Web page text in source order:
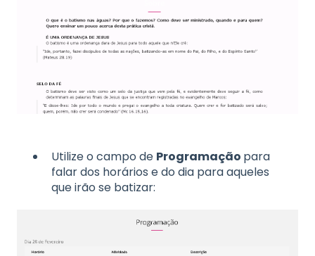
Utilize o campo de Programação para
falar dos horários e do dia para aqueles
que irão se batizar: